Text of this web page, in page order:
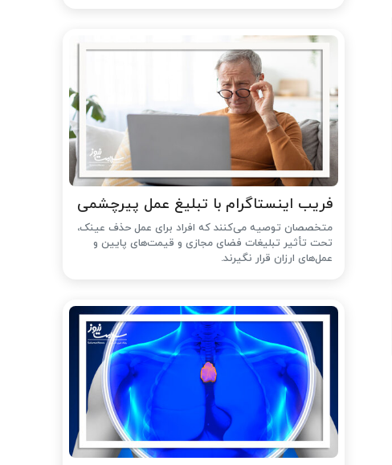
فریب اینستاگرام با تبلیغ عمل پیرچشمی
متخصصان توصیه می‌کنند که افراد برای عمل حذف عینک،
تحت تأثیر تبلیغات فضای مجازی و قیمت‌های پایین و
عمل‌های ارزان قرار نگیرند.